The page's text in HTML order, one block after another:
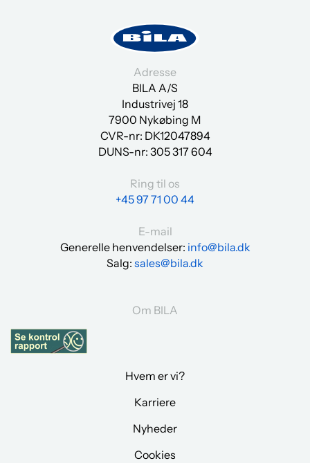
Adresse
BILA A/S
Industrivej 18
7900 Nykøbing M
CVR-nr: DK12047894
DUNS-nr: 305 317 604
Ring til os
+45 97 71 00 44
E-mail
Generelle henvendelser: info@bila.dk
Salg: sales@bila.dk
Om BILA
Hvem er vi?
Karriere
Nyheder
Cookies